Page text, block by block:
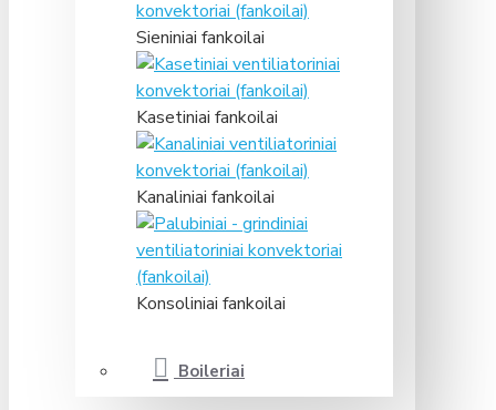
Sieniniai fankoilai
Kasetiniai fankoilai
Kanaliniai fankoilai
Konsoliniai fankoilai
Boileriai